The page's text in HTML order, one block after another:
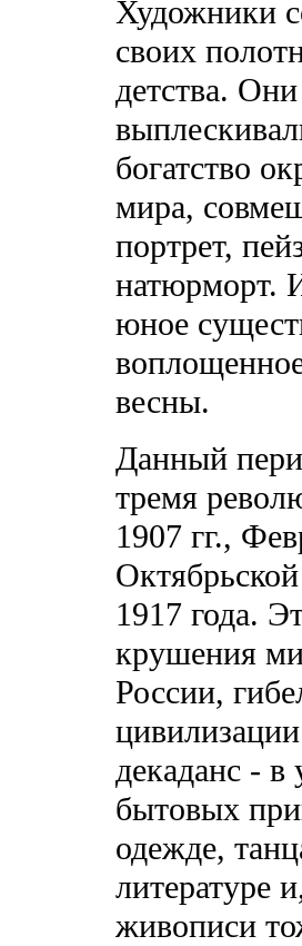
Художники
своих
детства.
богатство
мира,
портрет,
натюрморт.
юное
весны.
Данный
тремя
1907 гг.,
1917 года.
крушения
России,
декаданс -
бытовых
одежде,
литературе
живописи